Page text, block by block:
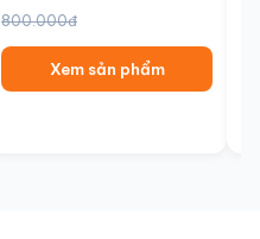
800.000đ
Xem sản phẩm